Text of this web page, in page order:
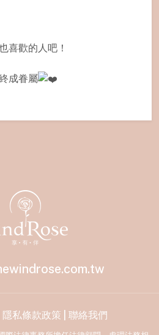
喜歡的人吧！
成眷屬
隱私條款政策 聯絡我們